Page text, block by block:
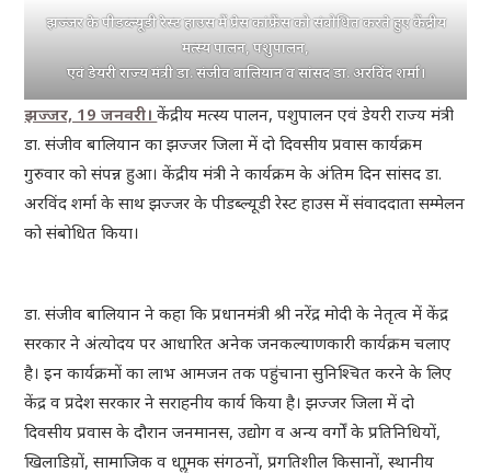
झज्जर के पीडब्ल्यूडी रेस्ट हाउस में प्रेस कांफ्रेंस को संबोधित करते हुए केंद्रीय
मत्स्य पालन, पशुपालन,
एवं डेयरी राज्य मंत्री डा. संजीव बालियान व सांसद डा. अरविंद शर्मा।
झज्जर, 19 जनवरी।केंद्रीय मत्स्य पालन, पशुपालन एवं डेयरी राज्य मंत्री
डा. संजीव बालियान का झज्जर जिला में दो दिवसीय प्रवास कार्यक्रम
गुरुवार को संपन्न हुआ। केंद्रीय मंत्री ने कार्यक्रम के अंतिम दिन सांसद डा.
अरविंद शर्मा के साथ झज्जर के पीडब्ल्यूडी रेस्ट हाउस में संवाददाता सम्मेलन
को संबोधित किया।
डा. संजीव बालियान ने कहा कि प्रधानमंत्री श्री नरेंद्र मोदी के नेतृत्व में केंद्र
सरकार ने अंत्योदय पर आधारित अनेक जनकल्याणकारी कार्यक्रम चलाए
है। इन कार्यक्रमों का लाभ आमजन तक पहुंचाना सुनिश्चित करने के लिए
केंद्र व प्रदेश सरकार ने सराहनीय कार्य किया है। झज्जर जिला में दो
दिवसीय प्रवास के दौरान जनमानस, उद्योग व अन्य वर्गों के प्रतिनिधियों,
खिलाडिय़ों, सामाजिक व धाॢमक संगठनों, प्रगतिशील किसानों, स्थानीय